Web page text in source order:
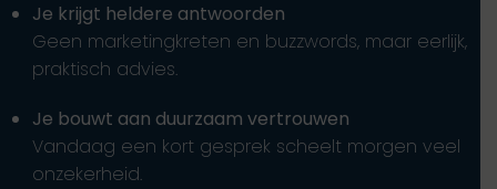
Je krijgt heldere antwoorden
Geen marketingkreten en buzzwords, maar eerlijk,
praktisch advies.
Je bouwt aan duurzaam vertrouwen
Vandaag een kort gesprek scheelt morgen veel
onzekerheid.